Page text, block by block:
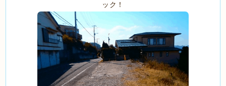
ック！